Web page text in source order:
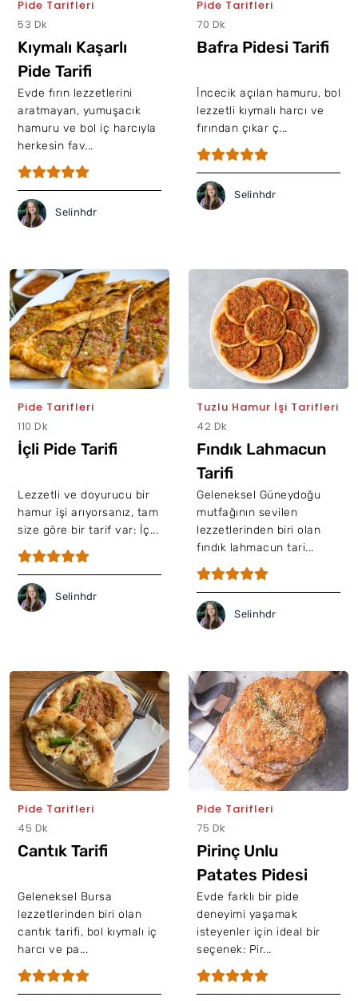
Pide Tarifleri
53 Dk
Kıymalı Kaşarlı
Pide Tarifi
Evde fırın lezzetlerini
aratmayan, yumuşacık
hamuru ve bol iç harcıyla
herkesin fav...
Selinhdr
Pide Tarifleri
70 Dk
Bafra Pidesi Tarifi
İncecik açılan hamuru, bol
lezzetli kıymalı harcı ve
fırından çıkar ç...
Selinhdr
Pide Tarifleri
110 Dk
İçli Pide Tarifi
Lezzetli ve doyurucu bir
hamur işi arıyorsanız, tam
size göre bir tarif var: İç...
Selinhdr
Tuzlu Hamur İşi Tarifleri
42 Dk
Fındık Lahmacun
Tarifi
Geleneksel Güneydoğu
mutfağının sevilen
lezzetlerinden biri olan
fındık lahmacun tari...
Selinhdr
Pide Tarifleri
45 Dk
Cantık Tarifi
Geleneksel Bursa
lezzetlerinden biri olan
cantık tarifi, bol kıymalı iç
harcı ve pa...
Pide Tarifleri
75 Dk
Pirinç Unlu
Patates Pidesi
Evde farklı bir pide
deneyimi yaşamak
isteyenler için ideal bir
seçenek: Pir...